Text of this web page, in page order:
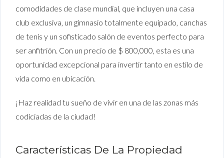
comodidades de clase mundial, que incluyen una casa
club exclusiva, un gimnasio totalmente equipado, canchas
de tenis y un sofisticado salón de eventos perfecto para
ser anfitrión. Con un precio de $ 800,000, esta es una
oportunidad excepcional para invertir tanto en estilo de
vida como en ubicación.
¡Haz realidad tu sueño de vivir en una de las zonas más
codiciadas de la ciudad!
Características De La Propiedad